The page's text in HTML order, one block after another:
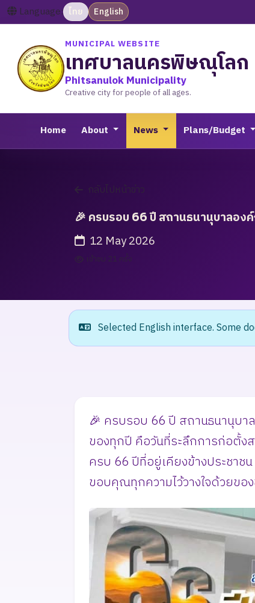
Language: ไทย English
MUNICIPAL WEBSITE
เทศบาลนครพิษณุโลก
Phitsanulok Municipality
Creative city for people of all ages.
Home About News Plans/Budget
กลับไปหน้าข่าว
🎉 ครบรอบ 66 ปี สถานธนานุบาลอง
12 May 2026
เข้าชม 21 ครั้ง
Selected English interface. Some
🎉 ครบรอบ 66 ปี สถานธนานุบ
ของทุกปี คือวันที่ระลึกการก่อตั้
ครบ 66 ปีที่อยู่เคียงข้างประชา
ขอบคุณทุกความไว้วางใจด้วยข